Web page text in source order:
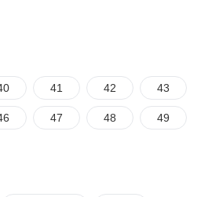
41 42 43
47 48 49